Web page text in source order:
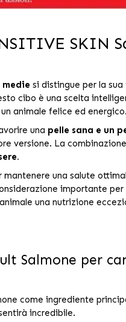
SKIN
si distingue per la
cibo è una scelta
animale felice ed energico.
una pelle sana e un
versione. La
una salute
importante per
una nutrizione
Salmone per
come ingrediente
incredibile.